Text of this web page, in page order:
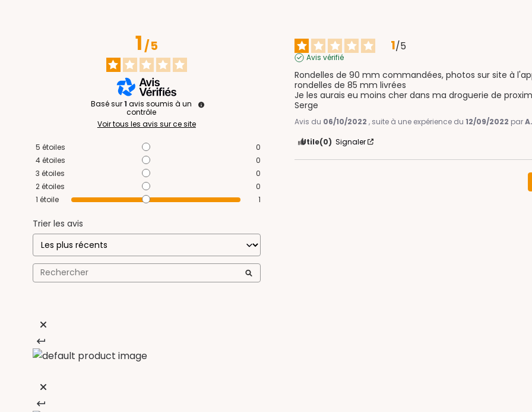
1/5
Basé sur1 avis soumis à un
contrôle
Voir tous les avis sur ce site
5 étoiles
0
4étoiles
0
3 étoiles
0
2étoiles
0
1 étoile 1
Trier les avis
1/5
Avis vérifié
Rondelles de 90 mm commandées, photos sur site à
rondelles de 85 mm livrées
Je les aurais eu moins cher dans ma droguerie de
Serge
Avis du 06/10/2022 , suite à une expérience du12/09/2022 par
Utile(0) Signaler